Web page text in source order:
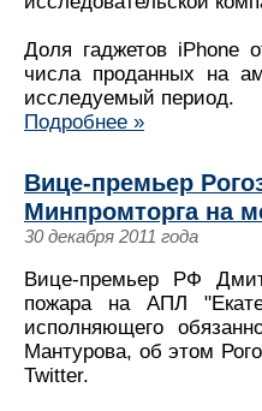
Доля гаджетов iPhone
числа проданных на
исследуемый период.
Подробнее »
Вице-премьер
Минпромторга на
30 декабря 2011 года
Вице-премьер РФ
пожара на АПЛ
исполняющего
Мантурова, об этом
Twitter.